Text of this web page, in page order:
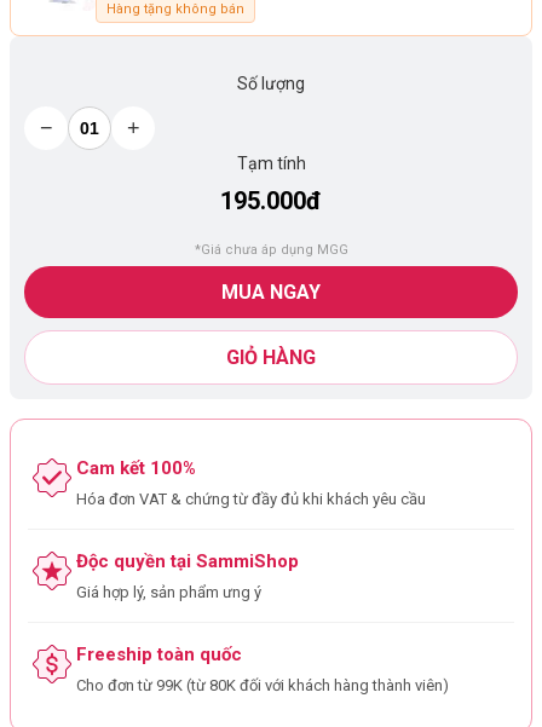
Hàng tặng không bán
Số lượng
− +
Tạm tính
195.000đ
*Giá chưa áp dụng MGG
MUA NGAY
GIỎ HÀNG
Cam kết 100%
Hóa đơn VAT & chứng từ đầy đủ khi khách yêu cầu
Độc quyền tại SammiShop
Giá hợp lý, sản phẩm ưng ý
Freeship toàn quốc
Cho đơn từ 99K (từ 80K đối với khách hàng thành viên)